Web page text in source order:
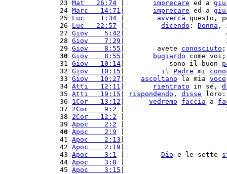
23 Mat   26:74 imprecare ed a
24 Marc   14:71 imprecare ed a
25 Luc    1:34 avverrà questo,
26 Luc   22:57 dicendo : Donna ,
27 Giov    5:42 |
28 Giov    7:29 |
29 Giov    8:55 |        avete conosciuto
30 Giov    8:55 bugiardo come
31 Giov   10:14 |           sono il buon
32 Giov   10:15 |         il Padre mi
33 Giov   10:27 ascoltano la mia voce
34 Atti   12:11 rientrato in sé,
35 Atti   19:15 rispondendo , disse
36 1Cor   13:12 vedremo faccia a
37 2Cor    9:2 |                         2
38 2Cor   12:2
39 Apoc    2:2
40 Apoc    2:9
41 Apoc    2:13
42 Apoc    2:19
43 Apoc    3:1 Dio e le sette
44 Apoc    3:8
45 Apoc    3:15